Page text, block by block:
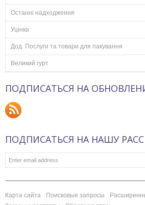
Останні надходження
Уцінка
Дод. Послуги та товари для пакування
Великий гурт
ПОДПИСАТЬСЯ НА
ПОДПИСАТЬСЯ НА НАШУ
Карта сайта Поисковые запросы